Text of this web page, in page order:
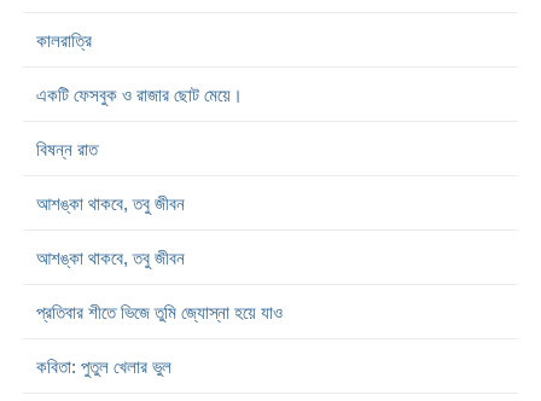
কালরাত্রি
একটি ফেসবুক ও রাজার ছোট মেয়ে।
বিষন্ন রাত
আশঙ্কা থাকবে, তবু জীবন
আশঙ্কা থাকবে, তবু জীবন
প্রতিবার শীতে ভিজে তুমি জ্যোস্না হয়ে যাও
কবিতা: পুতুল খেলার ভুল